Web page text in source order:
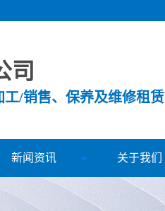
司
/销售、保养及维修租赁
新闻资讯 关于我们